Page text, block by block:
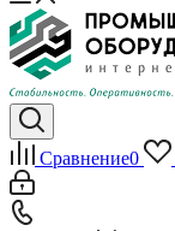
Сравнение0